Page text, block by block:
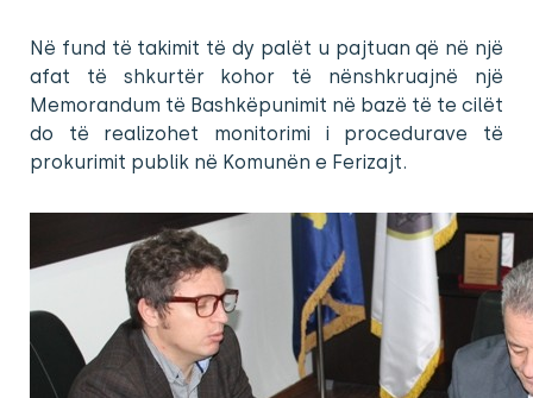
Në fund të takimit të dy palët u pajtuan që në një
afat të shkurtër kohor të nënshkruajnë një
Memorandum të Bashkëpunimit në bazë të te cilët
do të realizohet monitorimi i procedurave të
prokurimit publik në Komunën e Ferizajt.